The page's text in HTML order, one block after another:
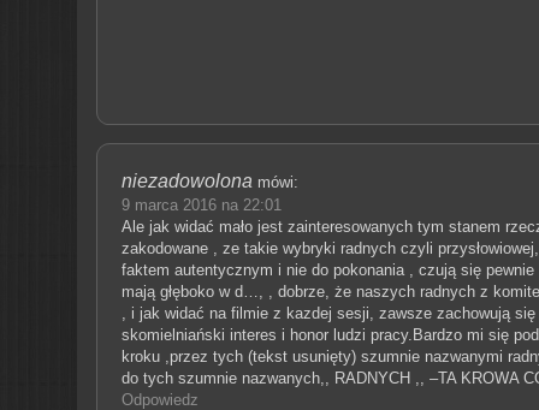
niezadowolona mówi:
9 marca 2016 na 22:01
Ale jak widać mało jest zainteresowanych tym stanem
zakodowane , ze takie wybryki radnych czyli
faktem autentycznym i nie do pokonania , czują się
mają głęboko w d…, , dobrze, że naszych radnych z
, i jak widać na filmie z kazdej sesji, zawsze zachowują
skomielniański interes i honor ludzi pracy.Bardzo mi się
kroku ,przez tych (tekst usunięty) szumnie nazwanymi
do tych szumnie nazwanych,, RADNYCH ,, –TA KROWA
Odpowiedz